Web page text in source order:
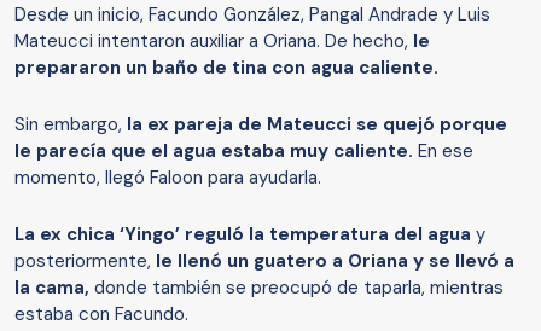
Desde un inicio, Facundo González, Pangal Andrade y Luis
Mateucci intentaron auxiliar a Oriana. De hecho, le
prepararon un baño de tina con agua caliente.
Sin embargo, la ex pareja de Mateucci se quejó porque
le parecía que el agua estaba muy caliente. En ese
momento, llegó Faloon para ayudarla.
La ex chica ‘Yingo’ reguló la temperatura del agua y
posteriormente, le llenó un guatero a Oriana y se llevó a
la cama, donde también se preocupó de taparla, mientras
estaba con Facundo.